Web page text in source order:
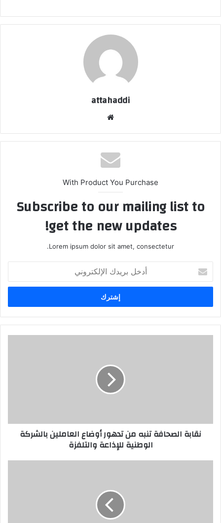
attahaddi
الوي
ب
With Product You Purchase
Subscribe to our mailing list to
get the new updates!
Lorem ipsum dolor sit amet, consectetur.
خ
ب
ر
نقابة الصحافة تنبه من تدهور أوضاع العاملين بالشركة
الوطنية للإذاعة والتلفزة